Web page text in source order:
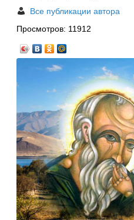
Все публикации автора
Просмотров: 11912